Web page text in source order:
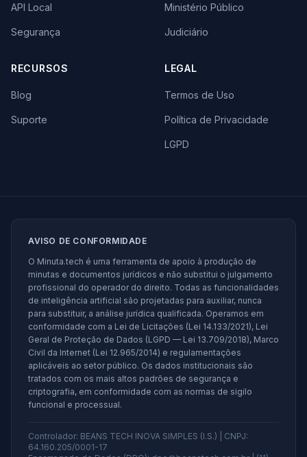
API Local
Segurança
Ministério Público
Judiciário
RECURSOS
Blog
Suporte
LEGAL
Termos de Uso
Política de Privacidade
LGPD
AVISO DE CONFORMIDADE
O Minuta.tech é uma ferramenta de apoio à produção de
minutas e documentos jurídicos e não substitui o julgamento
profissional do operador do direito. Todas as funcionalidades
de inteligência artificial são projetadas para auxiliar, nunca
para substituir, a análise jurídica qualificada. Operamos em
conformidade com a Lei de Licitações (Lei 14.133/2021), Lei
Geral de Proteção de Dados (LGPD — Lei 13.709/2018), Marco
Civil da Internet (Lei 12.965/2014) e regulamentações
aplicáveis ao setor público. Os dados institucionais são
tratados com os mais altos padrões de segurança e
criptografia, em conformidade com as normas de sigilo
funcional e processual.
Controlador: BEANS TECH INOVA SIMPLES (I.S.) | CNPJ:
64.160.205/0001-17